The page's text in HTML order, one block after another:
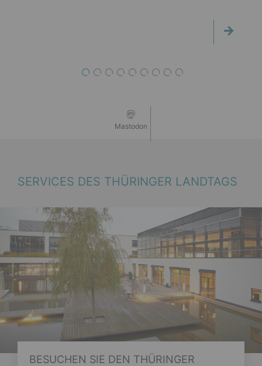
1 2 3 4 5 6 7 8
Mastodon
SERVICES DES THÜRINGER LANDTAGS
BESUCHEN SIE DEN THÜRINGER